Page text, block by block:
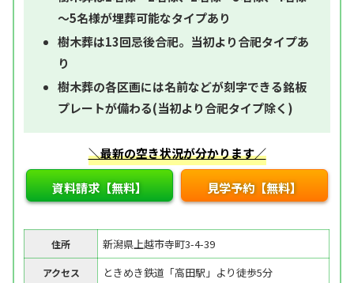
～5名様が埋葬可能なタイプあり
樹木葬は13回忌後合祀。当初より合祀タイプあ
り
樹木葬の各区画には名前などが刻字できる銘板
プレートが備わる(当初より合祀タイプ除く)
＼最新の空き状況が分かります／
資料請求【無料】 見学予約【無料】
住所 新潟県上越市寺町3-4-39
アクセス ときめき鉄道「高田駅」より徒歩5分